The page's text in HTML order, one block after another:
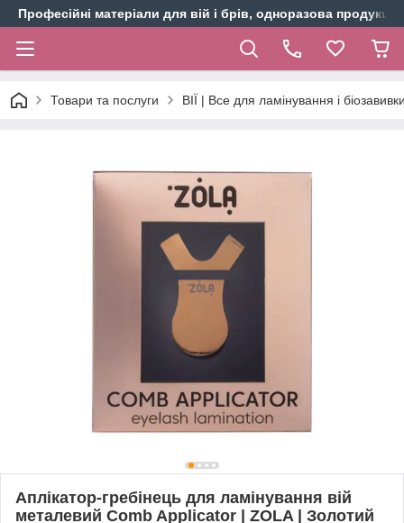
Професійні матеріали для вій і брів, одноразова продукція
Товари та послуги ВІЇ | Все для ламінування і
Аплікатор-гребінець для ламінування вій
металевий Comb Applicator | ZOLA | Золотий